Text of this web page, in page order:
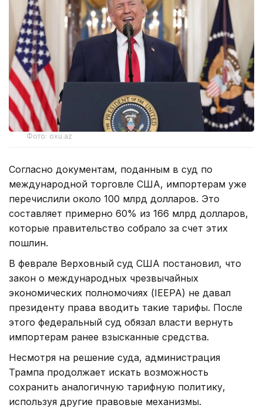
Фото: oxu.az
Согласно документам, поданным в суд по
международной торговле США, импортерам уже
перечислили около 100 млрд долларов. Это
составляет примерно 60% из 166 млрд долларов,
которые правительство собрало за счет этих
пошлин.
В феврале Верховный суд США постановил, что
закон о международных чрезвычайных
экономических полномочиях (IEEPA) не давал
президенту права вводить такие тарифы. После
этого федеральный суд обязал власти вернуть
импортерам ранее взысканные средства.
Несмотря на решение суда, администрация
Трампа продолжает искать возможность
сохранить аналогичную тарифную политику,
используя другие правовые механизмы.